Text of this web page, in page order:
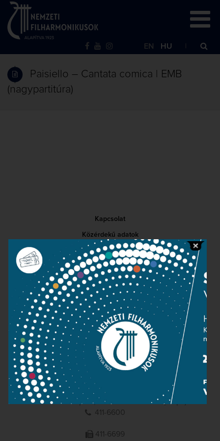
EN HU
Paisiello – Cantata comica | EMB
(nagypartitúra)
Kapcsolat
Közérdekű adatok
Sajtószoba
Adatvédelem
Impresszum
NEMZETI
FILHARMONIKUSOK
1095 Budapest, Komor Marcell u. 1. (Müpa)
411-6600
411-6699